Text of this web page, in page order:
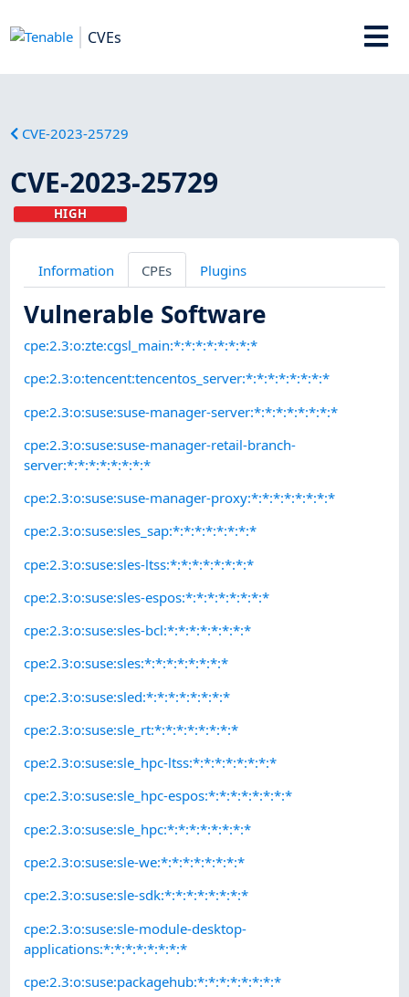
CVEs
CVE-2023-25729
CVE-2023-25729
HIGH
Information CPEs Plugins
Vulnerable Software
cpe:2.3:o:zte:cgsl_main:*:*:*:*:*:*:*:*
cpe:2.3:o:tencent:tencentos_server:*:*:*:*:*:*:*:*
cpe:2.3:o:suse:suse-manager-server:*:*:*:*:*:*:*:*
cpe:2.3:o:suse:suse-manager-retail-branch-
server:*:*:*:*:*:*:*:*
cpe:2.3:o:suse:suse-manager-proxy:*:*:*:*:*:*:*:*
cpe:2.3:o:suse:sles_sap:*:*:*:*:*:*:*:*
cpe:2.3:o:suse:sles-ltss:*:*:*:*:*:*:*:*
cpe:2.3:o:suse:sles-espos:*:*:*:*:*:*:*:*
cpe:2.3:o:suse:sles-bcl:*:*:*:*:*:*:*:*
cpe:2.3:o:suse:sles:*:*:*:*:*:*:*:*
cpe:2.3:o:suse:sled:*:*:*:*:*:*:*:*
cpe:2.3:o:suse:sle_rt:*:*:*:*:*:*:*:*
cpe:2.3:o:suse:sle_hpc-ltss:*:*:*:*:*:*:*:*
cpe:2.3:o:suse:sle_hpc-espos:*:*:*:*:*:*:*:*
cpe:2.3:o:suse:sle_hpc:*:*:*:*:*:*:*:*
cpe:2.3:o:suse:sle-we:*:*:*:*:*:*:*:*
cpe:2.3:o:suse:sle-sdk:*:*:*:*:*:*:*:*
cpe:2.3:o:suse:sle-module-desktop-
applications:*:*:*:*:*:*:*:*
cpe:2.3:o:suse:packagehub:*:*:*:*:*:*:*:*